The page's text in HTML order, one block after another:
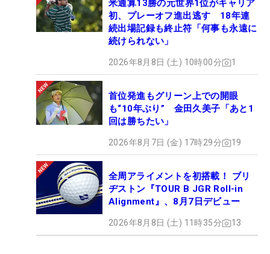
米通算13勝の元世界1位がキャリア
初、プレーオフ進出逃す 18年連
続出場記録も終止符「何事も永遠に
続けられない」
2026年8月8日 (土) 10時00分 1
首位発進もグリーン上での開眼
も“10年ぶり” 金田久美子「あと1
回は勝ちたい」
2026年8月7日 (金) 17時29分 19
全周アライメントを初搭載！ ブリ
ヂストン『TOUR B JGR Roll-in
Alignment』、8月7日デビュー
2026年8月8日 (土) 11時35分 13